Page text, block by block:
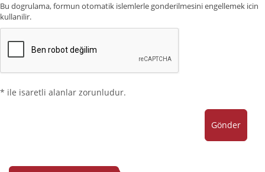
Bu dogrulama, formun otomatik islemlerle gonderilmesini engellemek icin
kullanilir.
* ile isaretli alanlar zorunludur.
Gönder